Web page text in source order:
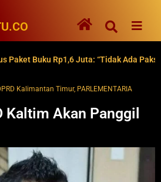
Rp1,6 Juta: “Tidak Ada Paksaan”
Kalimantan Timur, PARLEMENTARIA
Kaltim Akan Panggil